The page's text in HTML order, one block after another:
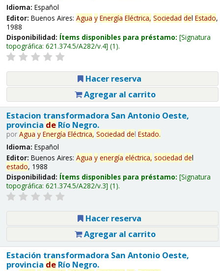
Idioma: Español
Editor: Buenos Aires: Agua y Energía Eléctrica, Sociedad del Estado,
1988
Disponibilidad: Ítems disponibles para préstamo: Signatura
topográfica: 621.374.5/A282/v.4 (1).
Hacer reserva
Agregar al carrito
Estacion transformadora San Antonio Oeste,
provincia deRío Negro.
por Agua y Energía Eléctrica, Sociedad del Estado.
Idioma: Español
Editor: Buenos Aires: Agua y energía eléctrica, sociedad del
estado, 1988
Disponibilidad: Ítems disponibles para préstamo: Signatura
topográfica: 621.374.5/A282/v.3 (1).
Hacer reserva
Agregar al carrito
Estación transformadora San Antonio Oeste,
provincia deRío Negro.